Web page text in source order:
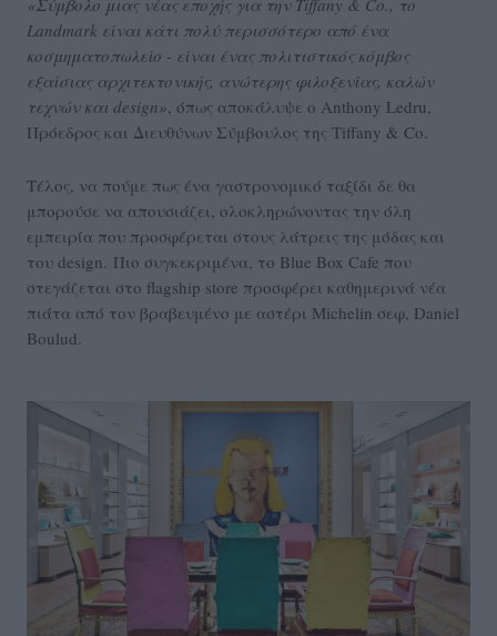
Landmark είναι κάτι πολύ περισσότερο από ένα
κοσμηματοπωλείο - είναι ένας πολιτιστικός κόμβος
εξαίσιας αρχιτεκτονικής, ανώτερης φιλοξενίας, καλών
τεχνών και design» , όπως αποκάλυψε ο Anthony Ledru,
Πρόεδρος και Διευθύνων Σύμβουλος της Tiffany & Co.
Τέλος, να πούμε πως ένα γαστρονομικό ταξίδι δε θα
μπορούσε να απουσιάζει, ολοκληρώνοντας την όλη
εμπειρία που προσφέρεται στους λάτρεις της μόδας και
του design. Πιο συγκεκριμένα, το Blue Box Cafe που
στεγάζεται στο flagship store προσφέρει καθημερινά νέα
πιάτα από τον βραβευμένο με αστέρι Michelin σεφ, Daniel
Boulud.